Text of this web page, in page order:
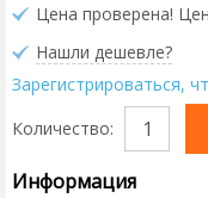
Цена проверена!
Нашли дешевле?
Зарегистрироваться,
Количество:
Информация